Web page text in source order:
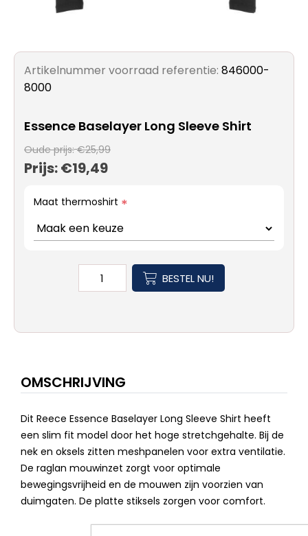
Artikelnummer voorraad referentie: 846000-
8000
Essence Baselayer Long Sleeve Shirt
Oude prijs: €25,99
Prijs:€19,49
Maat thermoshirt *
BESTEL NU!
OMSCHRIJVING
Dit Reece Essence Baselayer Long Sleeve Shirt heeft
een slim fit model door het hoge stretchgehalte. Bij de
nek en oksels zitten meshpanelen voor extra ventilatie.
De raglan mouwinzet zorgt voor optimale
bewegingsvrijheid en de mouwen zijn voorzien van
duimgaten. De platte stiksels zorgen voor comfort.